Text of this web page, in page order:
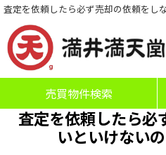
査定を依頼したら必ず売却の依頼をし
売買物件検索
査定を依頼したら必
いといけない